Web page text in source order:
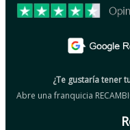
¿Te gustaría tener
Abre una franquicia